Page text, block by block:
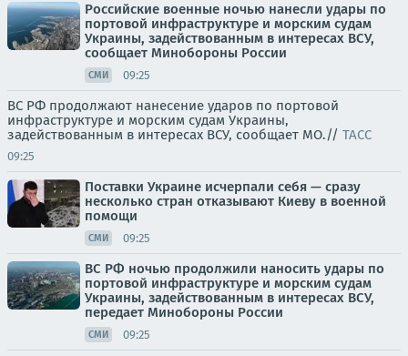
Российские военные ночью нанесли удары по
портовой инфраструктуре и морским судам
Украины, задействованным в интересах ВСУ,
сообщает Минобороны России
СМИ 09:25
ВС РФ продолжают нанесение ударов по портовой
инфраструктуре и морским судам Украины,
задействованным в интересах ВСУ, сообщает МО.// ТАСС
09:25
Поставки Украине исчерпали себя — сразу
несколько стран отказывают Киеву в военной
помощи
СМИ 09:25
ВС РФ ночью продолжили наносить удары по
портовой инфраструктуре и морским судам
Украины, задействованным в интересах ВСУ,
передает Минобороны России
СМИ 09:25